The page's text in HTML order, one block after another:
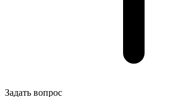
Задать вопрос